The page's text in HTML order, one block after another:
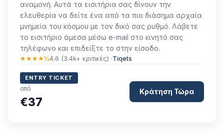
αναμονή. Αυτά τα εισιτήρια σας δίνουν την
ελευθερία να δείτε ένα από τα πιο διάσημα αρχαία
μνημεία του κόσμου με τον δικό σας ρυθμό. Λάβετε
το εισιτήριο άμεσα μέσω e-mail στο κινητό σας
τηλέφωνο και επιδείξτε το στην είσοδο.
★★★★½4.6 (3.4k+ κριτικές) ·Tiqets
ENTRY TICKET
από
€37
Κράτηση Τώρα